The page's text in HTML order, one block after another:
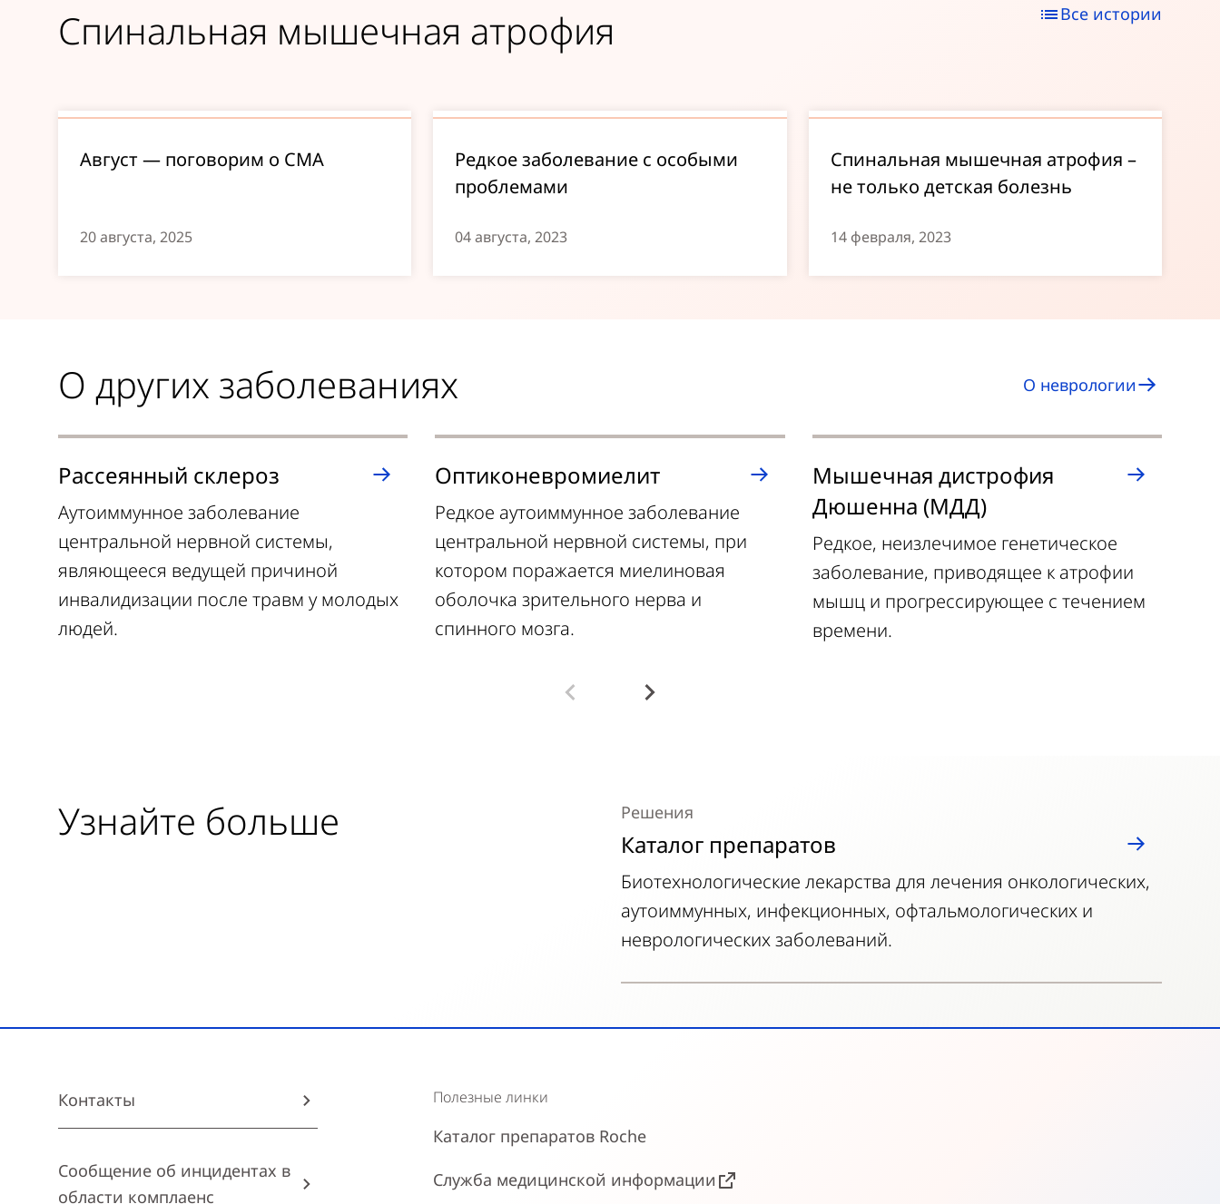
Спинальная мышечная атрофия Все истории
Август — поговорим о СМА
20 августа, 2025
Редкое заболевание с особыми
проблемами
04 августа, 2023
Спинальная мышечная атрофия –
не только детская болезнь
14 февраля, 2023
О других заболеваниях О неврологии
Рассеянный склероз
Аутоиммунное заболевание
центральной нервной системы,
являющееся ведущей причиной
инвалидизации после травм у молодых
людей.
Оптиконевромиелит
Редкое аутоиммунное заболевание
центральной нервной системы, при
котором поражается миелиновая
оболочка зрительного нерва и
спинного мозга.
Мышечная дистрофия
Дюшенна (МДД)
Редкое, неизлечимое генетическое
заболевание, приводящее к атрофии
мышц и прогрессирующее с течением
времени.
Узнайте больше Каталог препаратов
Решения
Биотехнологические лекарства для лечения онкологических,
аутоиммунных, инфекционных, офтальмологических и
неврологических заболеваний.
Контакты
Сообщение об инцидентах в
области комплаенс
Полезные линки
Каталог препаратов Roche
Служба медицинской информации